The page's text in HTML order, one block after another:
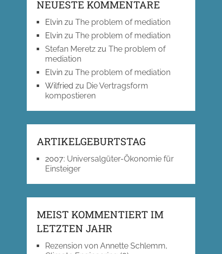
NEUESTE KOMMENTARE
Elvinzu The problem of mediation
Elvinzu The problem of mediation
Stefan Meretzzu The problem of
mediation
Elvinzu The problem of mediation
Wilfried zu Die Vertragsform
kompostieren
ARTIKELGEBURTSTAG
2007: Universalgüter-Ökonomie für
Einsteiger
MEIST KOMMENTIERT IM
LETZTEN JAHR
Rezension von Annette Schlemm,